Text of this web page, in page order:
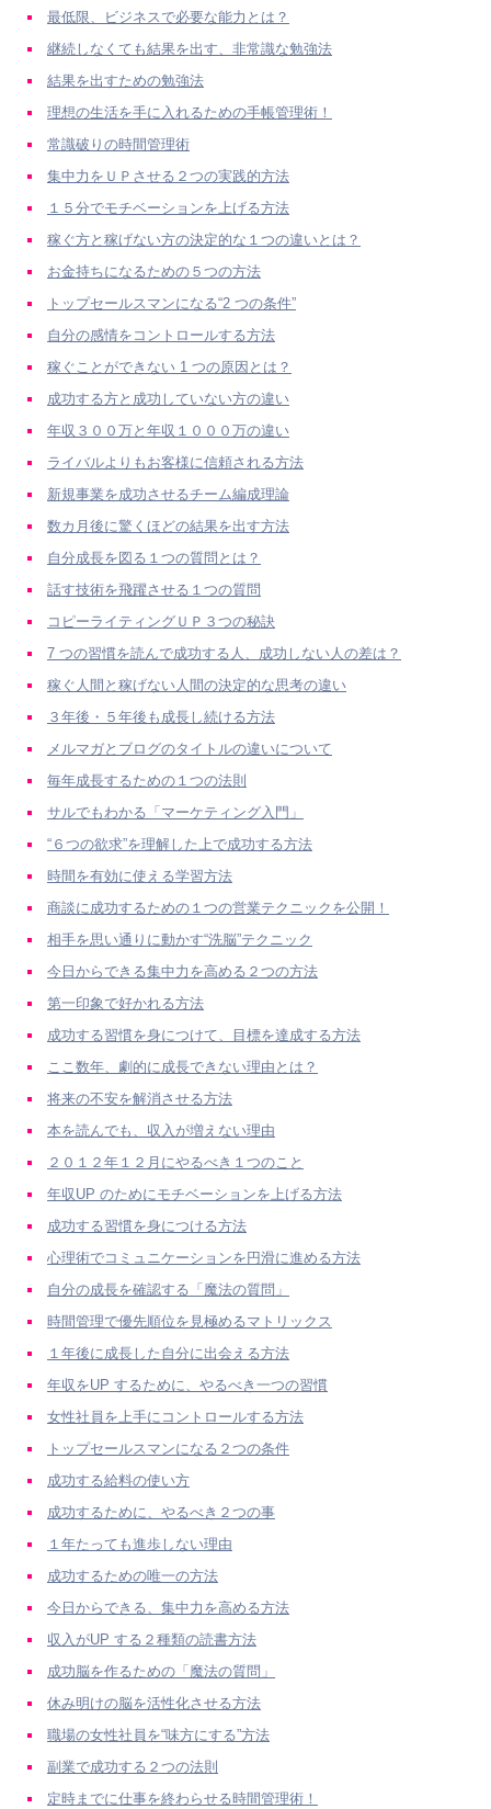
最低限、ビジネスで必要な能力とは？
継続しなくても結果を出す、非常識な勉強法
結果を出すための勉強法
理想の生活を手に入れるための手帳管理術！
常識破りの時間管理術
集中力をＵＰさせる２つの実践的方法
１５分でモチベーションを上げる方法
稼ぐ方と稼げない方の決定的な１つの違いとは？
お金持ちになるための５つの方法
トップセールスマンになる“2 つの条件”
自分の感情をコントロールする方法
稼ぐことができない 1 つの原因とは？
成功する方と成功していない方の違い
年収３００万と年収１０００万の違い
ライバルよりもお客様に信頼される方法
新規事業を成功させるチーム編成理論
数カ月後に驚くほどの結果を出す方法
自分成長を図る１つの質問とは？
話す技術を飛躍させる１つの質問
コピーライティングＵＰ３つの秘訣
7 つの習慣を読んで成功する人、成功しない人の差は？
稼ぐ人間と稼げない人間の決定的な思考の違い
３年後・５年後も成長し続ける方法
メルマガとブログのタイトルの違いについて
毎年成長するための１つの法則
サルでもわかる「マーケティング入門」
“６つの欲求”を理解した上で成功する方法
時間を有効に使える学習方法
商談に成功するための１つの営業テクニックを公開！
相手を思い通りに動かす“洗脳”テクニック
今日からできる集中力を高める２つの方法
第一印象で好かれる方法
成功する習慣を身につけて、目標を達成する方法
ここ数年、劇的に成長できない理由とは？
将来の不安を解消させる方法
本を読んでも、収入が増えない理由
２０１２年１２月にやるべき１つのこと
年収UP のためにモチベーションを上げる方法
成功する習慣を身につける方法
心理術でコミュニケーションを円滑に進める方法
自分の成長を確認する「魔法の質問」
時間管理で優先順位を見極めるマトリックス
１年後に成長した自分に出会える方法
年収をUP するために、やるべき一つの習慣
女性社員を上手にコントロールする方法
トップセールスマンになる２つの条件
成功する給料の使い方
成功するために、やるべき２つの事
１年たっても進歩しない理由
成功するための唯一の方法
今日からできる、集中力を高める方法
収入がUP する２種類の読書方法
成功脳を作るための「魔法の質問」
休み明けの脳を活性化させる方法
職場の女性社員を“味方にする”方法
副業で成功する２つの法則
定時までに仕事を終わらせる時間管理術！